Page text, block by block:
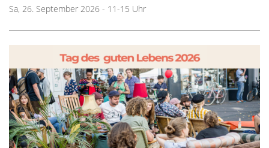
Sa, 26. September 2026 - 11-15 Uhr